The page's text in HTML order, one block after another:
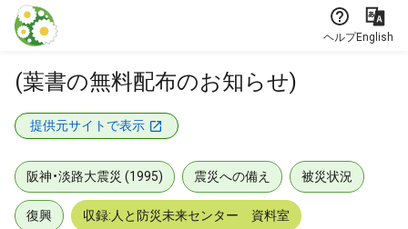
本文に飛ぶ
ヘルプEnglish
(葉書の無料配布のお知らせ)
提供元サイトで表示
阪神・淡路大震災 (1995) 震災への備え 被災状況
復興 収録:人と防災未来センター 資料室